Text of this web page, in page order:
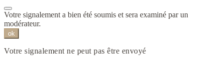
Votre signalement a bien été soumis et sera examiné par un
modérateur.
ok
Votre signalement ne peut pas être envoyé